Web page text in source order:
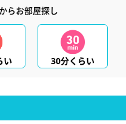
らお部屋探し
い 30分くらい